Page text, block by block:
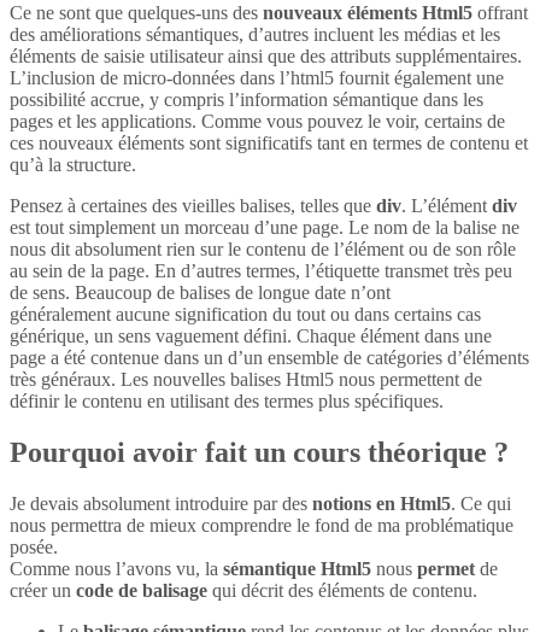
Ce ne sont que quelques-uns des nouveaux éléments Html5 offrant
des améliorations sémantiques, d’autres incluent les médias et les
éléments de saisie utilisateur ainsi que des attributs supplémentaires.
L’inclusion de micro-données dans l’html5 fournit également une
possibilité accrue, y compris l’information sémantique dans les
pages et les applications. Comme vous pouvez le voir, certains de
ces nouveaux éléments sont significatifs tant en termes de contenu et
qu’à la structure.
Pensez à certaines des vieilles balises, telles que div. L’élément div
est tout simplement un morceau d’une page. Le nom de la balise ne
nous dit absolument rien sur le contenu de l’élément ou de son rôle
au sein de la page. En d’autres termes, l’étiquette transmet très peu
de sens. Beaucoup de balises de longue date n’ont
généralement aucune signification du tout ou dans certains cas
générique, un sens vaguement défini. Chaque élément dans une
page a été contenue dans un d’un ensemble de catégories d’éléments
très généraux. Les nouvelles balises Html5 nous permettent de
définir le contenu en utilisant des termes plus spécifiques.
Pourquoi avoir fait un cours théorique ?
Je devais absolument introduire par des notions en Html5. Ce qui
nous permettra de mieux comprendre le fond de ma problématique
posée.
Comme nous l’avons vu, la sémantique Html5 nous permet de
créer un code de balisage qui décrit des éléments de contenu.